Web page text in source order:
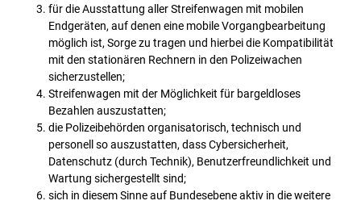
für die Ausstattung aller Streifenwagen mit mobilen
Endgeräten, auf denen eine mobile Vorgangbearbeitung
möglich ist, Sorge zu tragen und hierbei die Kompatibilität
mit den stationären Rechnern in den Polizeiwachen
sicherzustellen;
Streifenwagen mit der Möglichkeit für bargeldloses
Bezahlen auszustatten;
die Polizeibehörden organisatorisch, technisch und
personell so auszustatten, dass Cybersicherheit,
Datenschutz (durch Technik), Benutzerfreundlichkeit und
Wartung sichergestellt sind;
sich in diesem Sinne auf Bundesebene aktiv in die weitere